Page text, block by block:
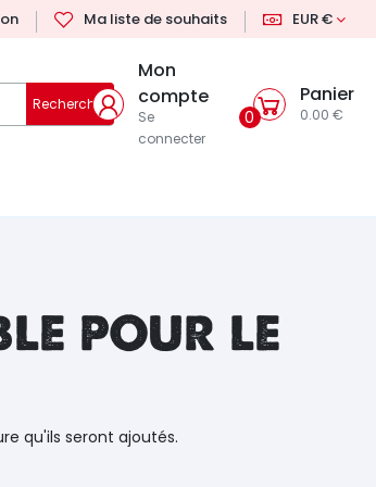
Ma liste de souhaits EUR €
Rechercher
Mon
compte
Se
connecter
0
Panier
0.00 €
pour le
qu'ils seront ajoutés.